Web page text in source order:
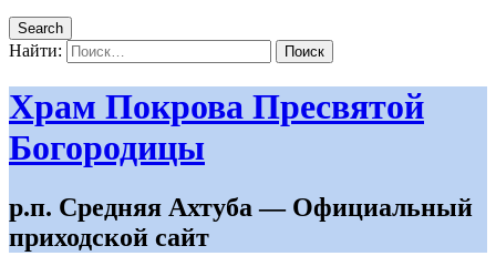
Search
Найти:
Храм Покрова Пресвятой
Богородицы
р.п. Средняя Ахтуба — Официальный
приходской сайт